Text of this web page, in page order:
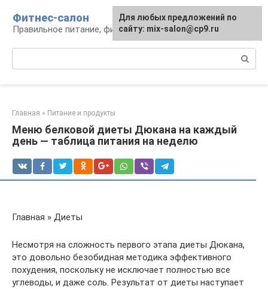
контенту
Фитнес-салон
Правильное питание, фитнес, образ жизни
Главная » Питание и продукты
Меню белковой диеты Дюкана на каждый
день — таблица питания на неделю
Главная » Диеты
Несмотря на сложность первого этапа диеты Дюкана,
это довольно безобидная методика эффективного
похудения, поскольку не исключает полностью все
углеводы, и даже соль. Результат от диеты наступает
Для любых предложений по
сайту: mix-salon@cp9.ru